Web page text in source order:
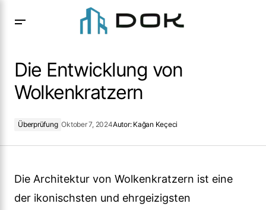
Die Entwicklung von
Wolkenkratzern
Überprüfung Oktober 7, 2024Autor: Kağan Keçeci
Die Architektur von Wolkenkratzern ist eine
der ikonischsten und ehrgeizigsten